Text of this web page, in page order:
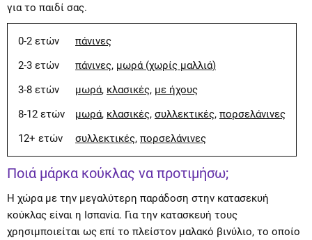
για το παιδί σας.
0-2 ετών
πάνινες
2-3 ετών
πάνινες, μωρά (χωρίς μαλλιά)
3-8 ετών
μωρά, κλασικές, με ήχους
8-12 ετών
μωρά, κλασικές, συλλεκτικές, πορσελάνινες
12+ ετών
συλλεκτικές, πορσελάνινες
Ποιά μάρκα κούκλας να προτιμήσω;
Η χώρα με την μεγαλύτερη παράδοση στην κατασεκυή
κούκλας είναι η Ισπανία. Για την κατασκευή τους
χρησιμποιείται ως επί το πλείστον μαλακό βινύλιο, το οποίο